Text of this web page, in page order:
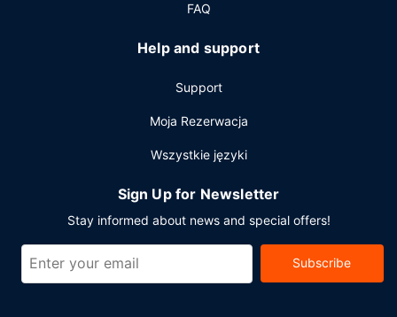
biznesowe, usługi pralni chemicznej oraz recepcja
całodobowa. Jeżeli planujesz spotkanie w mieście Bal
sale konferencyjne o łącznej powierzchni 1640 m kw.
(17651 stopy kwadratowe).
FAQ
Help and support
Support
Moja Rezerwacja
Wszystkie języki
Sign Up for Newsletter
Stay informed about news and special offers!
Subscribe